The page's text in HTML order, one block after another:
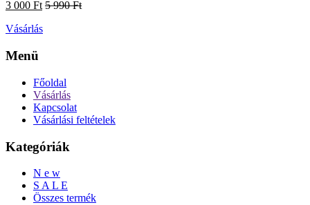
3 000 Ft 5 990 Ft
Vásárlás
Menü
Főoldal
Vásárlás
Kapcsolat
Vásárlási feltételek
Kategóriák
N e w
S A L E
Összes termék